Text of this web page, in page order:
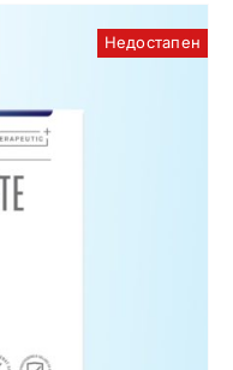
Недостапен